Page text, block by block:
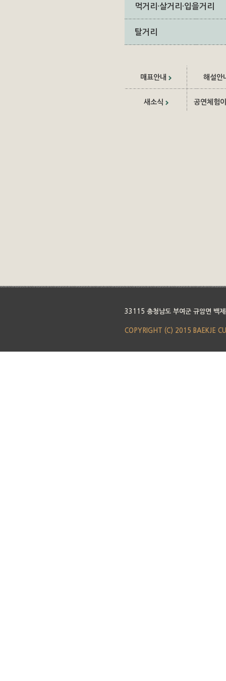
먹거리·살거리·입을거리
탈거리
매표안내 해설안
새소식 공연체험
33115 충청남도 부여군 규암면 백
COPYRIGHT (C) 2015 BAEKJE